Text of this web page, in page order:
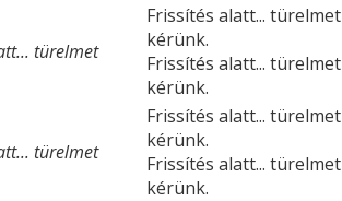
türelmet
Frissítés alatt... türelmet
kérünk.
Frissítés alatt... türelmet
kérünk.
türelmet
Frissítés alatt... türelmet
kérünk.
Frissítés alatt... türelmet
kérünk.